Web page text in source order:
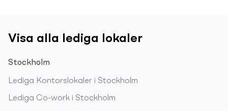
Visa alla lediga lokaler
Stockholm
Lediga Kontorslokaler i Stockholm
Lediga Co-work i Stockholm